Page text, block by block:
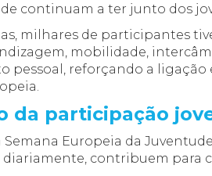
continuam a ter junto dos
milhares de participantes
mobilidade,
pessoal, reforçando a
da participação
Semana Europeia da
diariamente, contribuem para